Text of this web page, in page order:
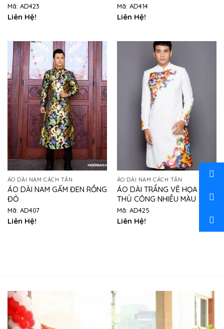
Mã: AD423
Liên Hệ!
Mã: AD414
Liên Hệ!
ÁO DÀI NAM CÁCH TÂN
ÁO DÀI NAM GẤM ĐEN RỒNG
ĐỎ
Mã: AD407
Liên Hệ!
ÁO DÀI NAM CÁCH TÂN
ÁO DÀI TRẮNG VẼ HỌA TIẾT
THỦ CÔNG NHIỀU MÀU
Mã: AD425
Liên Hệ!